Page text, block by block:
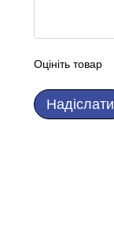
Оцініть товар
Надіслати